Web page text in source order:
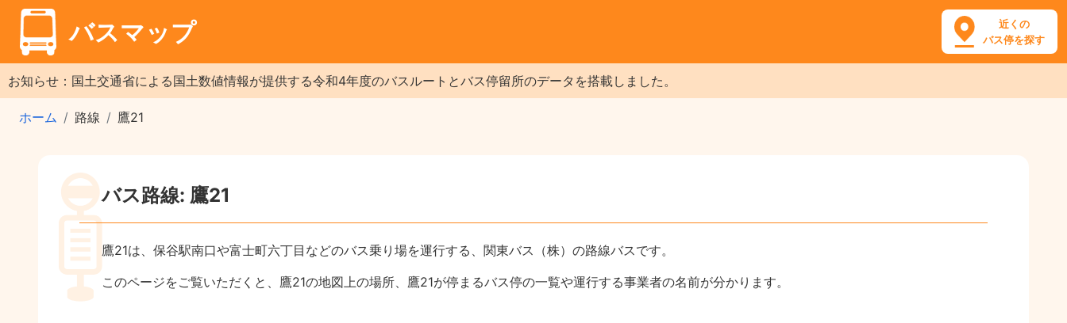
バスマップ
近くの
バス停を探す
お知らせ：国土交通省による国土数値情報が提供する令和4年度のバスルートとバス停留所のデータを搭載しました。
ホーム 路線 鷹21
バス路線: 鷹21
鷹21は、保谷駅南口や富士町六丁目などのバス乗り場を運行する、関東バス（株）の路線バスです。
このページをご覧いただくと、鷹21の地図上の場所、鷹21が停まるバス停の一覧や運行する事業者の名前が分かります。